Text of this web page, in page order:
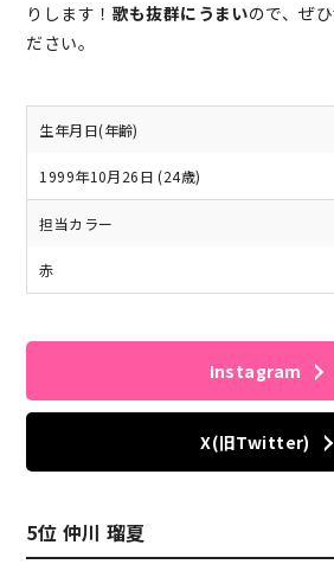
りします！ 歌も抜群にうまいので、ぜ
ださい。
生年月日(年齢)
1999年10月26日 (24歳)
担当カラー
赤
Instagram
X(旧Twitter)
5位 仲川 瑠夏